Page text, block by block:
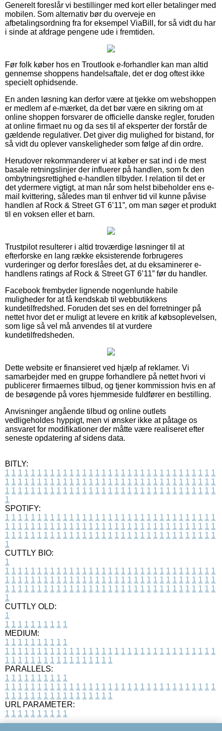
Generelt foreslår vi bestillinger med kort eller betalinger med
mobilen. Som alternativ bør du overveje en
afbetalingsordning fra for eksempel ViaBill, for så vidt du har
i sinde at afdrage pengene ude i fremtiden.
Før folk køber hos en Troutlook e-forhandler kan man altid
gennemse shoppens handelsaftale, det er dog oftest ikke
specielt ophidsende.
En anden løsning kan derfor være at tjekke om webshoppen
er medlem af e-mærket, da det bør være en sikring om at
online shoppen forsvarer de officielle danske regler, foruden
at online firmaet nu og da ses til af eksperter der forstår de
gældende regulativer. Det giver dig mulighed for bistand, for
så vidt du oplever vanskeligheder som følge af din ordre.
Herudover rekommanderer vi at køber er sat ind i de mest
basale retningslinjer der influerer på handlen, som fx den
ombytningsrettighed e-handlen tilbyder. I relation til det er
det ydermere vigtigt, at man når som helst bibeholder ens e-
mail kvittering, således man til enhver tid vil kunne påvise
handlen af Rock & Street GT 6’11”, om man søger et produkt
til en voksen eller et barn.
Trustpilot resulterer i altid troværdige løsninger til at
efterforske en lang række eksisterende forbrugeres
vurderinger og derfor foreslåes det, at du eksaminerer e-
handlens ratings af Rock & Street GT 6’11” før du handler.
Facebook frembyder lignende nogenlunde habile
muligheder for at få kendskab til webbutikkens
kundetilfredshed. Foruden det ses en del forretninger på
nettet hvor det er muligt at levere en kritik af købsoplevelsen,
som lige så vel må anvendes til at vurdere
kundetilfredsheden.
Dette website er finansieret ved hjælp af reklamer. Vi
samarbejder med en gruppe forhandlere på nettet hvori vi
publicerer firmaernes tilbud, og tjener kommission hvis en af
de besøgende på vores hjemmeside fuldfører en bestilling.
Anvisninger angående tilbud og online outlets
vedligeholdes hyppigt, men vi ønsker ikke at påtage os
ansvaret for modifikationer der måtte være realiseret efter
seneste opdatering af sidens data.
BITLY:
1 1 1 1 1 1 1 1 1 1 1 1 1 1 1 1 1 1 1 1 1 1 1 1 1 1 1 1 1 1 1 1 1
1 1 1 1 1 1 1 1 1 1 1 1 1 1 1 1 1 1 1 1 1 1 1 1 1 1 1 1 1 1 1 1 1
1 1 1 1 1 1 1 1 1 1 1 1 1 1 1 1 1 1 1 1 1 1 1 1 1 1 1 1 1 1 1 1 1
1
SPOTIFY:
1 1 1 1 1 1 1 1 1 1 1 1 1 1 1 1 1 1 1 1 1 1 1 1 1 1 1 1 1 1 1 1 1
1 1 1 1 1 1 1 1 1 1 1 1 1 1 1 1 1 1 1 1 1 1 1 1 1 1 1 1 1 1 1 1 1
1 1 1 1 1 1 1 1 1 1 1 1 1 1 1 1 1 1 1 1 1 1 1 1 1 1 1 1 1 1 1 1 1
1
CUTTLY BIO:
1
1 1 1 1 1 1 1 1 1 1 1 1 1 1 1 1 1 1 1 1 1 1 1 1 1 1 1 1 1 1 1 1 1
1 1 1 1 1 1 1 1 1 1 1 1 1 1 1 1 1 1 1 1 1 1 1 1 1 1 1 1 1 1 1 1 1
1 1 1 1 1 1 1 1 1 1 1 1 1 1 1 1 1 1 1 1 1 1 1 1 1 1 1 1 1 1 1 1 1
1
CUTTLY OLD:
1
1 1 1 1 1 1 1 1 1 1
MEDIUM:
1 1 1 1 1 1 1 1 1 1
1 1 1 1 1 1 1 1 1 1 1 1 1 1 1 1 1 1 1 1 1 1 1 1 1 1 1 1 1 1 1 1 1
1 1 1 1 1 1 1 1 1 1 1 1 1 1 1 1 1
PARALLELS:
1 1 1 1 1 1 1 1 1 1
1 1 1 1 1 1 1 1 1 1 1 1 1 1 1 1 1 1 1 1 1 1 1 1 1 1 1 1 1 1 1 1 1
1 1 1 1 1 1 1 1 1 1 1 1 1 1 1 1 1
URL PARAMETER:
1 1 1 1 1 1 1 1 1 1